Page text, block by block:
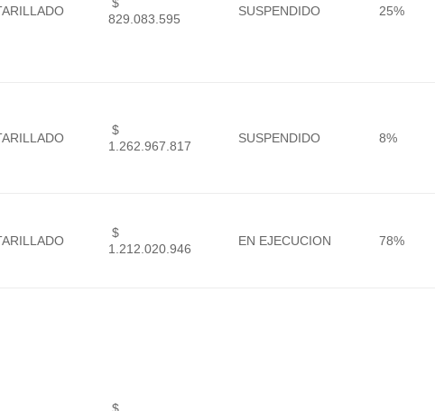
$
829.083.595
SUSPENDIDO 25%
$
1.262.967.817
SUSPENDIDO 8%
$
1.212.020.946
EN EJECUCION 78%